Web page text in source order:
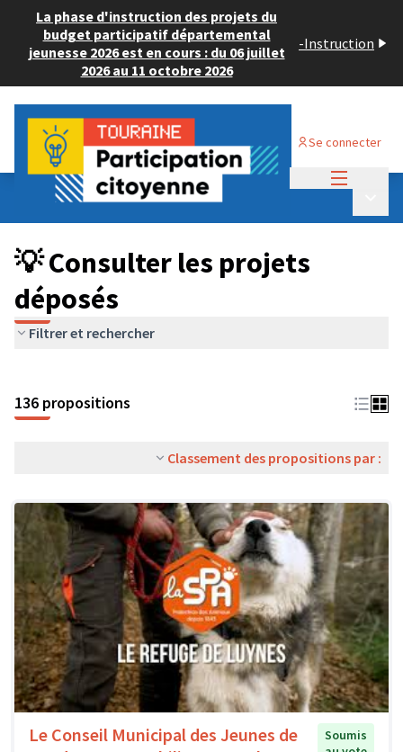
La phase d'instruction des projets du
budget participatif départemental
jeunesse 2026 est en cours : du 06 juillet
2026 au 11 octobre 2026
-Instruction
Se connecter
Budget Participatif JEUNESSE 2024
💡 Consulter les projets déposés
💡 Consulter les projets
déposés
Filtrer et rechercher
136 propositions
Classement des propositions par :
Le Conseil Municipal des Jeunes de
Soumis